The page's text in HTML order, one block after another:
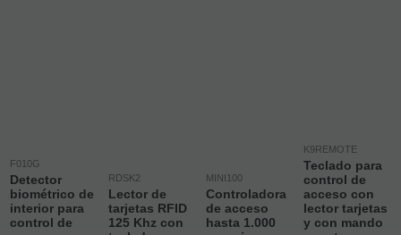
F010G
Detector
biométrico de
interior para
control de
RDSK2
Lector de
tarjetas RFID
125 Khz con
MINI100
Controladora
de acceso
hasta 1.000
K9REMOTE
Teclado para
control de
acceso con
lector tarjetas
y con mando